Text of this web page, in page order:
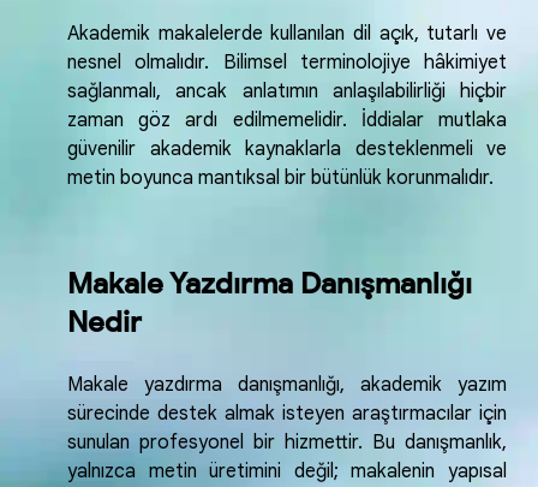
Akademik makalelerde kullanılan dil açık, tutarlı ve
nesnel olmalıdır. Bilimsel terminolojiye hâkimiyet
sağlanmalı, ancak anlatımın anlaşılabilirliği hiçbir
zaman göz ardı edilmemelidir. İddialar mutlaka
güvenilir akademik kaynaklarla desteklenmeli ve
metin boyunca mantıksal bir bütünlük korunmalıdır.
Makale Yazdırma Danışmanlığı
Nedir
Makale yazdırma danışmanlığı, akademik yazım
sürecinde destek almak isteyen araştırmacılar için
sunulan profesyonel bir hizmettir. Bu danışmanlık,
yalnızca metin üretimini değil; makalenin yapısal